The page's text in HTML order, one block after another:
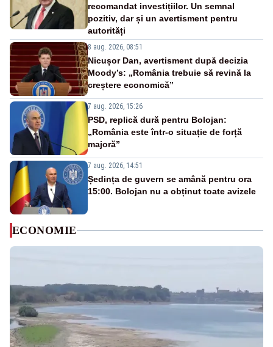
recomandat investițiilor. Un semnal
pozitiv, dar și un avertisment pentru
autorități
8 aug. 2026, 08:51
Nicușor Dan, avertisment după decizia
Moody’s: „România trebuie să revină la
creștere economică”
7 aug. 2026, 15:26
PSD, replică dură pentru Bolojan:
„România este într-o situație de forță
majoră”
7 aug. 2026, 14:51
Ședința de guvern se amână pentru ora
15:00. Bolojan nu a obținut toate avizele
ECONOMIE